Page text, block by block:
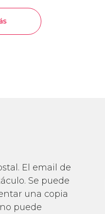
El email de
Se puede
una copia
puede